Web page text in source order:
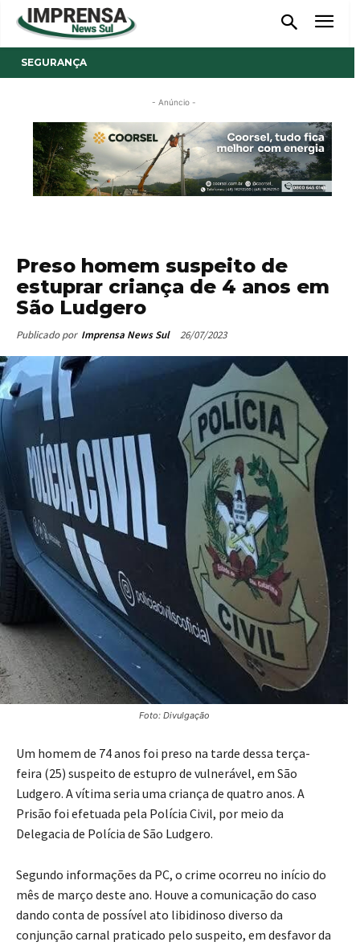
SEGURANÇA
- Anúncio -
Preso homem suspeito de
estuprar criança de 4 anos em
São Ludgero
Publicado por Imprensa News Sul 26/07/2023
Foto: Divulgação
Um homem de 74 anos foi preso na tarde dessa terça-
feira (25) suspeito de estupro de vulnerável, em São
Ludgero. A vítima seria uma criança de quatro anos. A
Prisão foi efetuada pela Polícia Civil, por meio da
Delegacia de Polícia de São Ludgero.
Segundo informações da PC, o crime ocorreu no início do
mês de março deste ano. Houve a comunicação do caso
dando conta de possível ato libidinoso diverso da
conjunção carnal praticado pelo suspeito, em desfavor da